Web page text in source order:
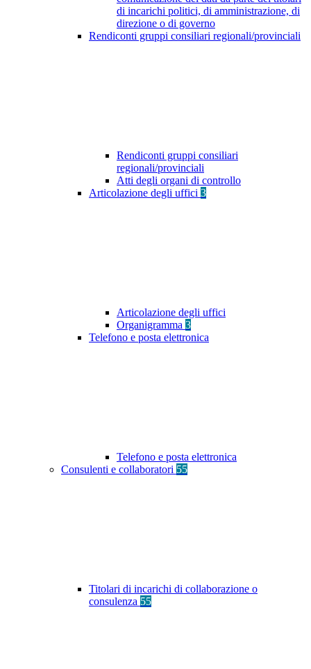
di incarichi politici, di amministrazione, di
direzione o di governo
Rendiconti gruppi consiliari regionali/provinciali
Rendiconti gruppi consiliari
regionali/provinciali
Atti degli organi di controllo
Articolazione degli uffici 3
Articolazione degli uffici
Organigramma 3
Telefono e posta elettronica
Telefono e posta elettronica
Consulenti e collaboratori 55
Titolari di incarichi di collaborazione o
consulenza 55